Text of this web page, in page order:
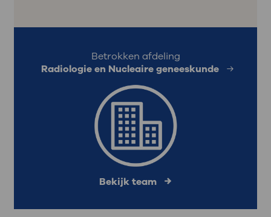
Betrokken afdeling
Radiologie en Nucleaire geneeskunde
Bekijk team